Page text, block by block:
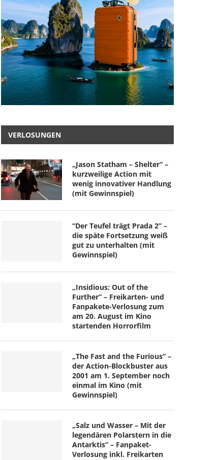
VERLOSUNGEN
„Jason Statham – Shelter“ –
kurzweilige Action mit
wenig innovativer Handlung
(mit Gewinnspiel)
“Der Teufel trägt Prada 2” –
die späte Fortsetzung weiß
gut zu unterhalten (mit
Gewinnspiel)
„Insidious: Out of the
Further“ – Freikarten- und
Fanpakete-Verlosung zum
am 20. August im Kino
startenden Horrorfilm
„The Fast and the Furious“ –
der Action-Blockbuster aus
2001 am 1. September noch
einmal im Kino (mit
Gewinnspiel)
„Salz und Wasser – Mit der
legendären Polarstern in die
Antarktis“ – Fanpaket-
Verlosung inkl. Freikarten